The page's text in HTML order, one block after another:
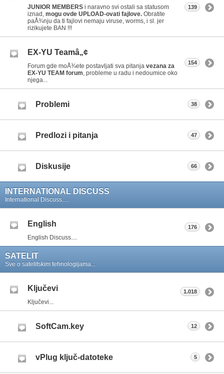
JUNIOR MEMBERS i naravno svi ostali sa statusom
iznad, mogu ovde UPLOAD-ovati fajlove. Obratite
paÅ¾nju da ti fajlovi nemaju viruse, worms, i sl. jer
rizikujete BAN !!!
139
EX-YU Teamâ„¢
Forum gde moÅ¾ete postavljati sva pitanja vezana za
EX-YU TEAM forum , probleme u radu i nedoumice oko
njega...
154
Problemi 38
Predlozi i pitanja 47
Diskusije 66
INTERNATIONAL DISCUSS
International Discuss.....
English
English Discuss....
176
SATELIT
Sve o satelitskim tehnologijama...
Ključevi
Ključevi...
1.018
SoftCam.key 12
vPlug ključ-datoteke 5